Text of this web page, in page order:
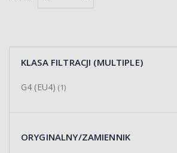
KLASA FILTRACJI (MULTIPLE)
G4 (EU4) (1)
ORYGINALNY/ZAMIENNIK